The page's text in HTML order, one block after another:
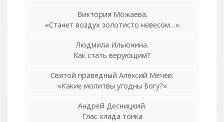
Виктория Можаева.
«Станет воздух золотисто невесом…»
Людмила Ильюнина.
Как стать верующим?
Святой праведный Алексий Мечёв.
«Какие молитвы угодны Богу?»
Андрей Десницкий.
Глас хлада тонка